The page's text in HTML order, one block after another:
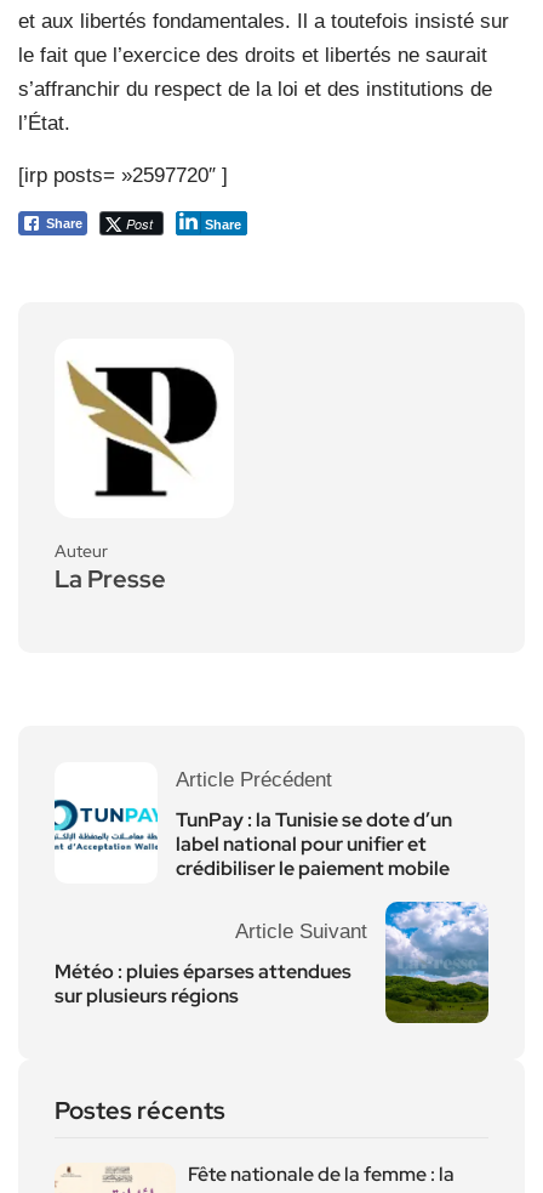
et aux libertés fondamentales. Il a toutefois insisté sur
le fait que l’exercice des droits et libertés ne saurait
s’affranchir du respect de la loi et des institutions de
l’État.
[irp posts= »2597720″ ]
Share Post Share
Auteur
La Presse
Article Précédent
TunPay : la Tunisie se dote d’un
label national pour unifier et
crédibiliser le paiement mobile
Article Suivant
Météo : pluies éparses attendues
sur plusieurs régions
Postes récents
Fête nationale de la femme : la